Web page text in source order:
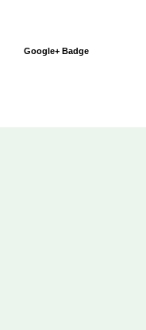
Google+ Badge